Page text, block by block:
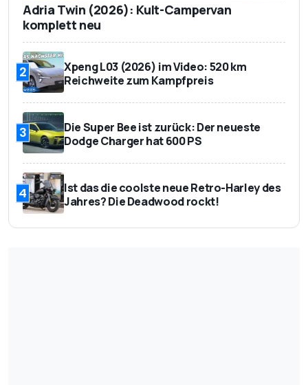
Adria Twin (2026): Kult-Campervan
komplett neu
2
Xpeng L03 (2026) im Video: 520 km
Reichweite zum Kampfpreis
3
Die Super Bee ist zurück: Der neueste
Dodge Charger hat 600 PS
4
Ist das die coolste neue Retro-Harley des
Jahres? Die Deadwood rockt!